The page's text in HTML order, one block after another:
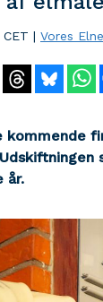
| Vores
kommende
år.